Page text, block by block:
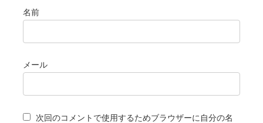
名前
メール
次回のコメントで使用するためブラウザーに自分の名